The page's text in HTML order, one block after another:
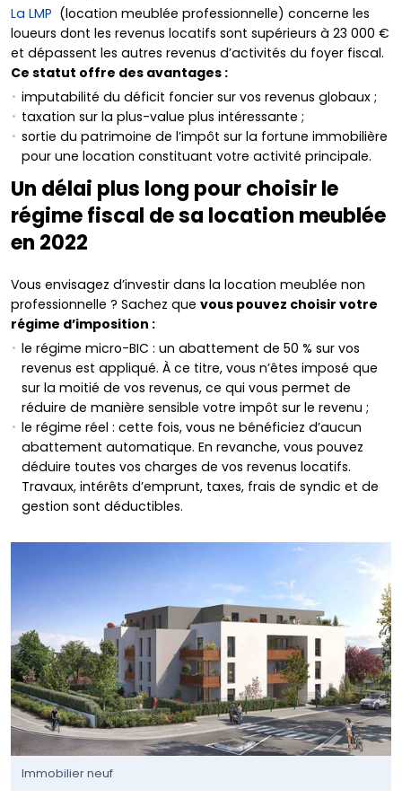
La LMP (location meublée professionnelle) concerne les
loueurs dont les revenus locatifs sont supérieurs à 23 000 €
et dépassent les autres revenus d’activités du foyer fiscal.
Ce statut offre des avantages :
imputabilité du déficit foncier sur vos revenus globaux ;
taxation sur la plus-value plus intéressante ;
sortie du patrimoine de l’impôt sur la fortune immobilière
pour une location constituant votre activité principale.
Un délai plus long pour choisir le
régime fiscal de sa location meublée
en 2022
Vous envisagez d’investir dans la location meublée non
professionnelle ? Sachez que vous pouvez choisir votre
régime d’imposition :
le régime micro-BIC : un abattement de 50 % sur vos
revenus est appliqué. À ce titre, vous n’êtes imposé que
sur la moitié de vos revenus, ce qui vous permet de
réduire de manière sensible votre impôt sur le revenu ;
le régime réel : cette fois, vous ne bénéficiez d’aucun
abattement automatique. En revanche, vous pouvez
déduire toutes vos charges de vos revenus locatifs.
Travaux, intérêts d’emprunt, taxes, frais de syndic et de
gestion sont déductibles.
Immobilier neuf